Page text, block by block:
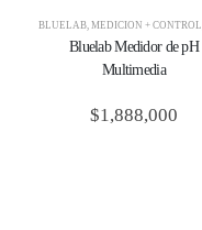
BLUELAB MEDICIÓN + CONTROL
Bluelab Medidor de pH
Multimedia
$1,888,000